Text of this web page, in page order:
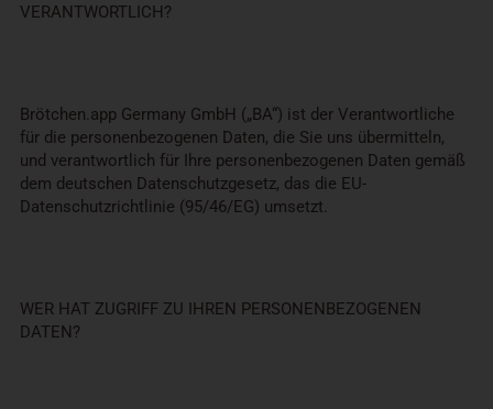
VERANTWORTLICH?
Brötchen.app Germany GmbH („BA“) ist der Verantwortliche
für die personenbezogenen Daten, die Sie uns übermitteln,
und verantwortlich für Ihre personenbezogenen Daten gemäß
dem deutschen Datenschutzgesetz, das die EU-
Datenschutzrichtlinie (95/46/EG) umsetzt.
WER HAT ZUGRIFF ZU IHREN PERSONENBEZOGENEN
DATEN?